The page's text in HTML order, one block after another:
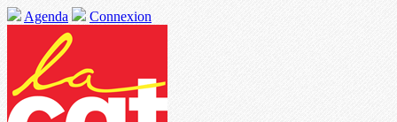
Agenda Connexion